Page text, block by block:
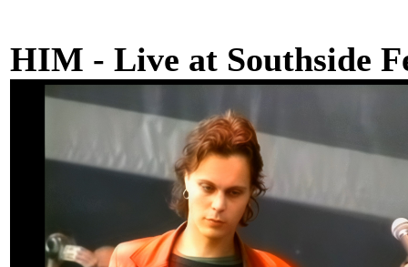
HIM - Live at Southside